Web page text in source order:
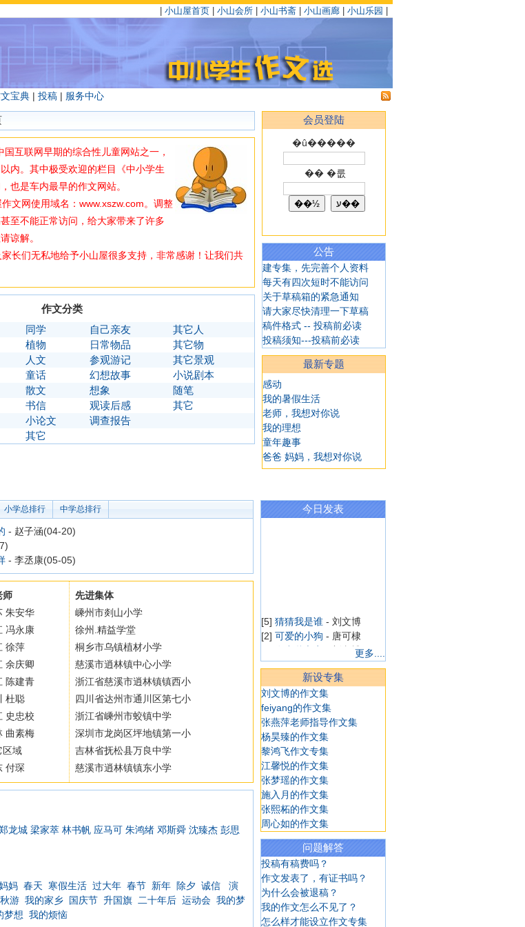
小山屋首页 小山会所 小山书斋 小山画廊 小山乐园
宝典 | 投稿 | 服务中心
互联网早期的综合性儿童网站之一，
内。其中极受欢迎的栏目《中小学生
也是车内最早的作文网站。
文网使用域名：www.xszw.com。调整
至不能正常访问，给大家带来了许多
谅解。
长们无私地给予小山屋很多支持，非常感谢！让我们共
作文分类
同学 自己亲友
其它人
植物 日常物品
其它物
人文 参观游记
其它景观
童话 幻想故事
小说剧本
散文 想象
随笔
书信 观读后感
其它
小论文
调查报告
其它
会员登陆
�û�����
�� �룺
公告
建专集，先完善个人资料
每天有四次短时不能访问
关于草稿箱的紧急通知
请大家尽快清理一下草稿
稿件格式 -- 投稿前必读
投稿须知---投稿前必读
最新专题
感动
我的暑假生活
老师，我想对你说
我的理想
童年趣事
爸爸 妈妈，我想对你说
小学总排行 中学总排行
- 赵子涵(04-20)
- 李丞康(05-05)
师
朱安华
冯永康
徐萍
余庆卿
陈建青
杜聪
史忠校
曲素梅
区域
付琛
先进集体
嵊州市剡山小学
徐州.精益学堂
桐乡市乌镇植材小学
慈溪市逍林镇中心小学
浙江省慈溪市逍林镇镇西小
四川省达州市通川区第七小
浙江省嵊州市蛟镇中学
深圳市龙岗区坪地镇第一小
吉林省抚松县万良中学
慈溪市逍林镇镇东小学
龙城 梁家萃 林书帆 应马可 朱鸿绪 邓斯舜 沈臻杰 彭思
妈 春天 寒假生活 过大年 春节 新年 除夕 诚信
演
秋游 我的家乡 国庆节 升国旗 二十年后 运动会 我的梦
梦想 我的烦恼
今日发表
[5] 猜猜我是谁 - 刘文博
[2] 可爱的小狗 - 唐可棣
在中秋之夜
- 刘文博
[5]中秋梦未圆- 刘文博
平凡，也是一种美
博
[4]日记一则- 华嘉璐
[4]学游泳- 华嘉璐
[4]日记一则- 华嘉璐
[4]漂亮的喷泉- 陈溢
[4]做梦- 陈溢
[4]学游泳- 陈溢
[4]我十岁生日啦
[4]看田野- 陈溢
[4]海皮岛水世界
[4]我想当个魔法师
[4]游上海野生动物园- 韩雨
菲
[4]逛商场- 韩雨菲
[4]老妈减肥记- 韩雨菲
更多....
新设专集
刘文博的作文集
feiyang的作文集
张燕萍老师指导作文集
杨昊臻的作文集
黎鸿飞作文专集
江馨悦的作文集
张梦瑶的作文集
施入月的作文集
张熙柘的作文集
周心如的作文集
问题解答
投稿有稿费吗？
作文发表了，有证书吗？
为什么会被退稿？
我的作文怎么不见了？
怎么样才能设立作文专集